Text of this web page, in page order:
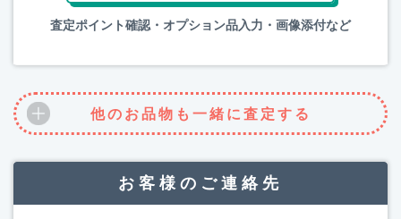
査定ポイント確認・オプション品入力・画像添付など
他のお品物も一緒に査定する
お客様のご連絡先